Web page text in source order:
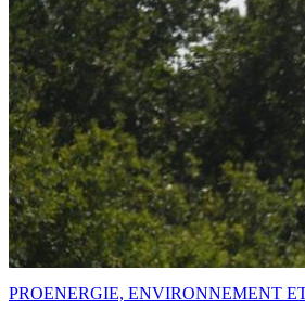
PROENERGIE, ENVIRONNEMENT